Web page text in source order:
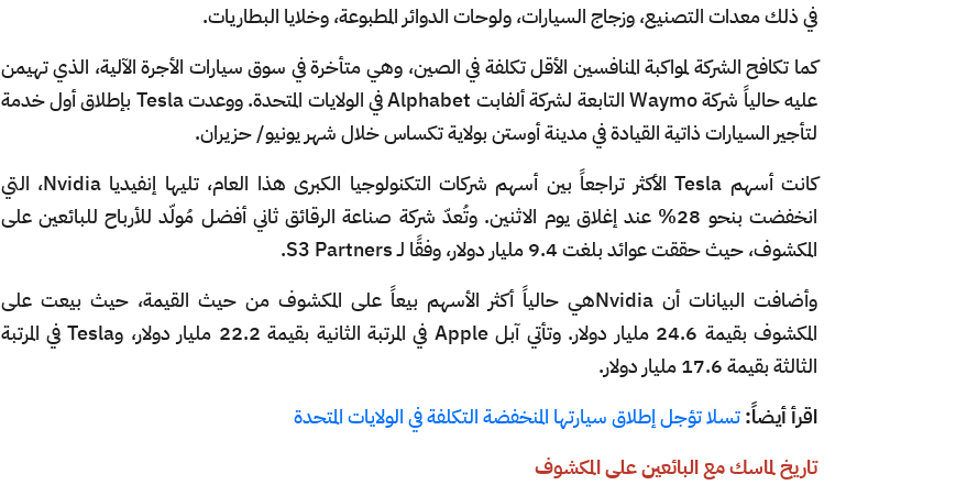
في ذلك معدات التصنيع، وزجاج السيارات، ولوحات الدوائر المطبوعة، وخلايا البطاريات.
كما تكافح الشركة لمواكبة المنافسين الأقل تكلفة في الصين، وهي متأخرة في سوق سيارات الأجرة الآلية، الذي تهيمن
عليه حالياً شركة Waymo التابعة لشركة ألفابت Alphabet في الولايات المتحدة. ووعدت Tesla بإطلاق أول خدمة
لتأجير السيارات ذاتية القيادة في مدينة أوستن بولاية تكساس خلال شهر يونيو/ حزيران.
كانت أسهم Tesla الأكثر تراجعاً بين أسهم شركات التكنولوجيا الكبرى هذا العام، تليها إنفيديا Nvidia، التي
انخفضت بنحو 28% عند إغلاق يوم الاثنين. وتُعدّ شركة صناعة الرقائق ثاني أفضل مُولّد للأرباح للبائعين على
المكشوف، حيث حققت عوائد بلغت 9.4 مليار دولار، وفقًا لـ S3 Partners.
وأضافت البيانات أن Nvidiaهي حالياً أكثر الأسهم بيعاً على المكشوف من حيث القيمة، حيث بيعت على
المكشوف بقيمة 24.6 مليار دولار. وتأتي آبل Apple في المرتبة الثانية بقيمة 22.2 مليار دولار، وTesla في المرتبة
الثالثة بقيمة 17.6 مليار دولار.
اقرأ أيضاً:تسلا تؤجل إطلاق سيارتها المنخفضة التكلفة في الولايات المتحدة
تاريخ لماسك مع البائعين على المكشوف